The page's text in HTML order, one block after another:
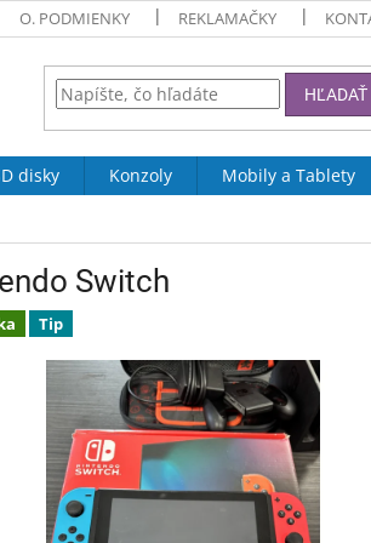
O. PODMIENKY REKLAMAČKY
HĽADAŤ
disky Konzoly Mobily a Tablety
Switch
Tip